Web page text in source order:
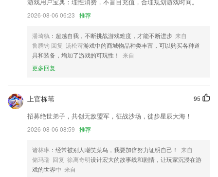
优化收藏方向候车站推荐策略
已解决搜索文件崩溃
logo升级，诠释全新品牌主张：“每一本好书，都是新的起点”
修复因获取视频长度失败闪退的BUG
打分评论，说出您的使用经历，以帮助我们更好的对产品进行优化修改。
2026-08-06 06:23 推荐
潘琦纨 ：超越自我，不断挑战游戏难度，才能不断进步 来自
鲁腾钧 回复 汤松苛游戏中的商城物品种类丰富，可以购买各种道
具和装备，增加了游戏的可玩性！
来自
更多回复
95
上官栋苇
招募绝世弟子，共创无敌盟军，征战沙场，徒步星辰大海！
2026-08-06 08:59 推荐
诸林琳 ：经常被别人嘲笑菜鸟，我要加倍努力证明自己！
来自
储玛瑞 回复 徐离奇明设计宏大的故事线和剧情，让玩家沉浸在游
戏的世界中 来自